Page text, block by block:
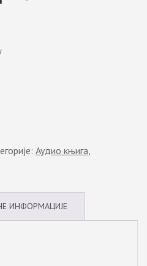
Аудио књига,
ИНФОРМАЦИЈЕ